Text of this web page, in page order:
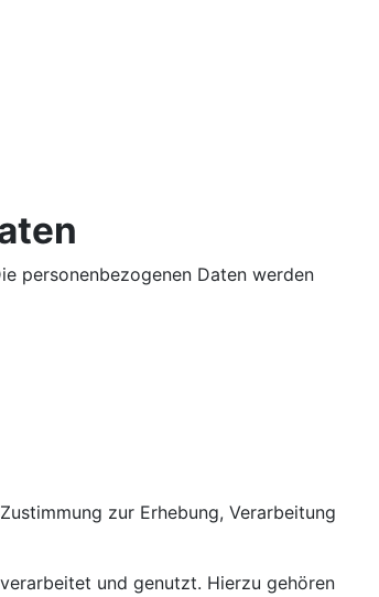
personenbezogenen Daten werden
zur Erhebung, Verarbeitung
und genutzt. Hierzu gehören